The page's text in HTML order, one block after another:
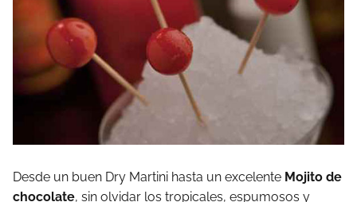
Desde un buen Dry Martini hasta un excelente Mojito de
chocolate, sin olvidar los tropicales, espumosos y